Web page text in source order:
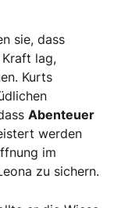
sie, dass
lag,
Kurts
Abenteuer
werden
im
zu sichern.